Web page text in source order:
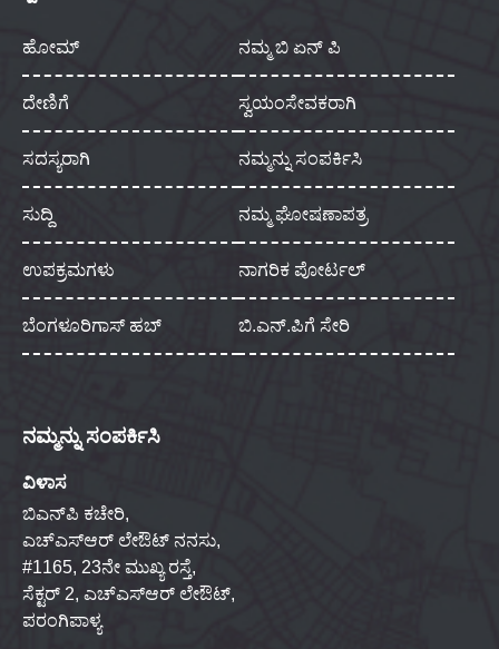
ಹೋಮ್ ನಮ್ಮ ಬಿ ಏನ್ ಪಿ
ದೇಣಿಗೆ ಸ್ವಯಂಸೇವಕರಾಗಿ
ಸದಸ್ಯರಾಗಿ ನಮ್ಮನ್ನು ಸಂಪರ್ಕಿಸಿ
ಸುದ್ದಿ ನಮ್ಮ ಘೋಷಣಾಪತ್ರ
ಉಪಕ್ರಮಗಳು ನಾಗರಿಕ ಪೋರ್ಟಲ್
ಬೆಂಗಳೂರಿಗಾಸ್ ಹಬ್ ಬಿ.ಎನ್.ಪಿಗೆ ಸೇರಿ
ನಮ್ಮನ್ನು ಸಂಪರ್ಕಿಸಿ
ವಿಳಾಸ
ಬಿಎನ್‌ಪಿ ಕಚೇರಿ,
ಎಚ್‌ಎಸ್‌ಆರ್ ಲೇಔಟ್ ನನಸು,
#1165, 23ನೇ ಮುಖ್ಯ ರಸ್ತೆ,
ಸೆಕ್ಟರ್ 2, ಎಚ್‌ಎಸ್‌ಆರ್ ಲೇಔಟ್,
ಪರಂಗಿಪಾಳ್ಯ